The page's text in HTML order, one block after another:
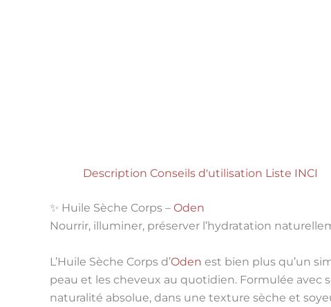
Description Conseils d'utilisation Liste INCI
✨ Huile Sèche Corps – Oden
Nourrir, illuminer, préserver l’hydratation
L’Huile Sèche Corps d’Oden est bien plus qu’un
peau et les cheveux au quotidien. Formulée avec
naturalité absolue, dans une texture sèche et